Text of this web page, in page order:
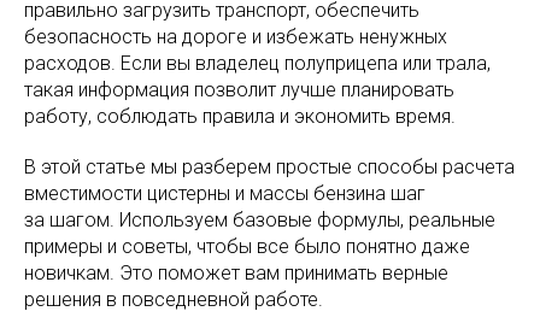
правильно загрузить транспорт, обеспечить
безопасность на дороге и избежать ненужных
расходов. Если вы владелец полуприцепа или трала,
такая информация позволит лучше планировать
работу, соблюдать правила и экономить время.
В этой статье мы разберем простые способы расчета
вместимости цистерны и массы бензина шаг
за шагом. Используем базовые формулы, реальные
примеры и советы, чтобы все было понятно даже
новичкам. Это поможет вам принимать верные
решения в повседневной работе.